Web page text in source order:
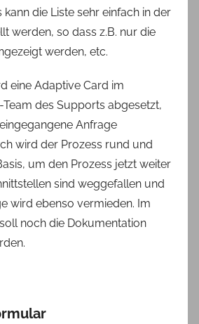
kann die Liste sehr einfach in der
werden, so dass z.B. nur die
werden, etc.
eine Adaptive Card im
des Supports abgesetzt,
Anfrage
wird der Prozess rund und
um den Prozess jetzt weiter
sind weggefallen und
wird ebenso vermieden. Im
noch die Dokumentation